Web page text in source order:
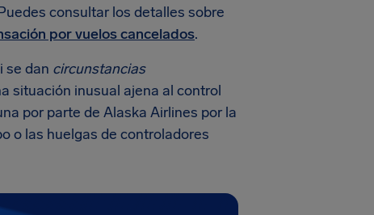
consultar los detalles sobre
por vuelos cancelados.
se dan circunstancias
situación inusual ajena al control
por parte de Alaska Airlines por la
o las huelgas de controladores